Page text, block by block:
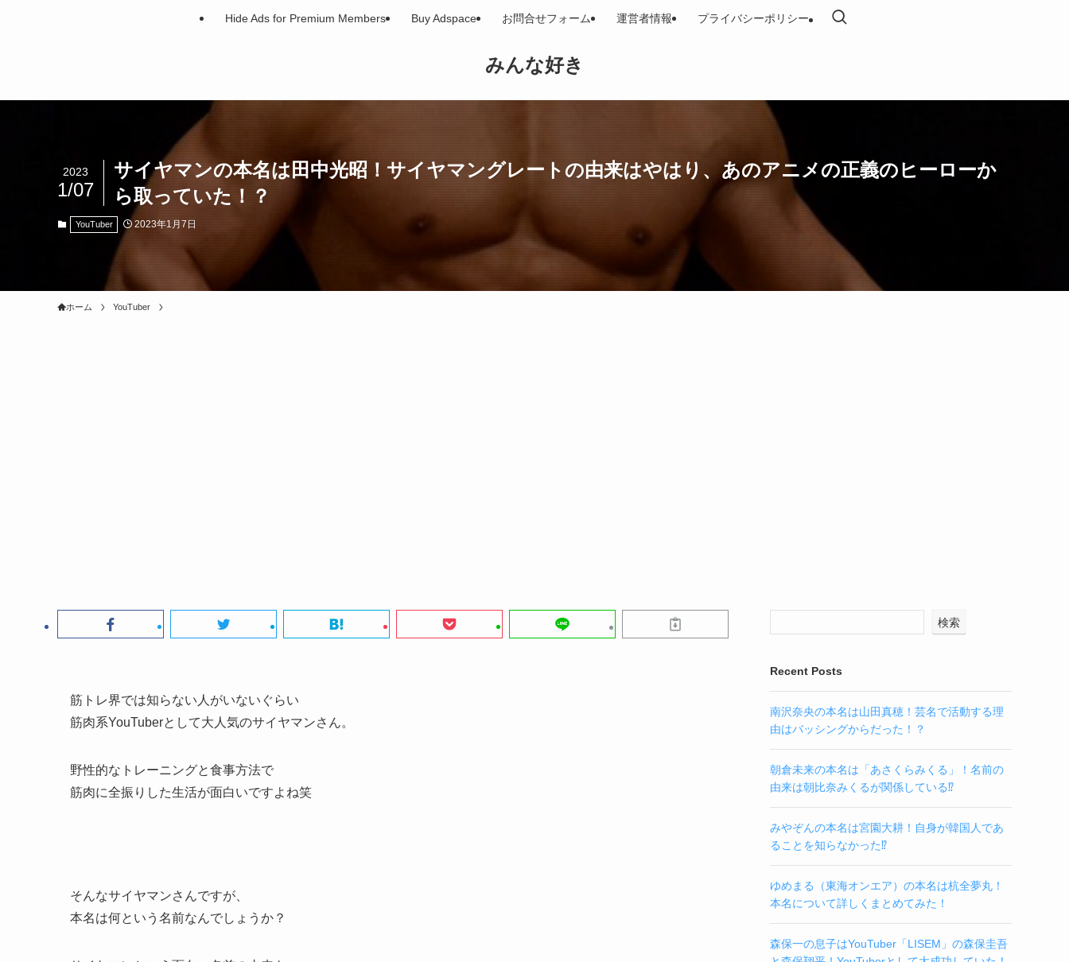
みんな好き
Hide Ads for Premium Members Buy Adspace お問合せフォーム 運営者情報 プライバシーポリシー
サイヤマンの本名は田中光昭！サイヤマングレートの由来はやはり、あのアニメの正義のヒーローか
ら取っていた！？
2023
1/07
YouTuber 2023年1月7日
ホーム YouTuber
筋トレ界では知らない人がいないぐらい
筋肉系YouTuberとして大人気のサイヤマンさん。
野性的なトレーニングと食事方法で
筋肉に全振りした生活が面白いですよね笑
そんなサイヤマンさんですが、
本名は何という名前なんでしょうか？
検索
Recent Posts
南沢奈央の本名は山田真穂！芸名で活動する理
由はバッシングからだった！？
朝倉未来の本名は「あさくらみくる」！名前の
由来は朝比奈みくるが関係している⁉
みやぞんの本名は宮園大耕！自身が韓国人であ
ることを知らなかった⁉
ゆめまる（東海オンエア）の本名は杭全夢丸！
本名について詳しくまとめてみた！
森保一の息子はYouTuber「LISEM」の森保圭吾